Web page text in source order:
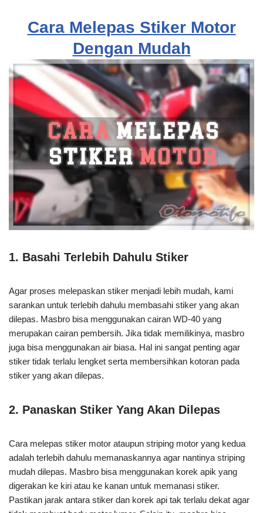
Cara Melepas Stiker Motor
Dengan Mudah
1. Basahi Terlebih Dahulu Stiker
Agar proses melepaskan stiker menjadi lebih mudah, kami
sarankan untuk terlebih dahulu membasahi stiker yang akan
dilepas. Masbro bisa menggunakan cairan WD-40 yang
merupakan cairan pembersih. Jika tidak memilikinya, masbro
juga bisa menggunakan air biasa. Hal ini sangat penting agar
stiker tidak terlalu lengket serta membersihkan kotoran pada
stiker yang akan dilepas.
2. Panaskan Stiker Yang Akan Dilepas
Cara melepas stiker motor ataupun striping motor yang kedua
adalah terlebih dahulu memanaskannya agar nantinya striping
mudah dilepas. Masbro bisa menggunakan korek apik yang
digerakan ke kiri atau ke kanan untuk memanasi stiker.
Pastikan jarak antara stiker dan korek api tak terlalu dekat agar